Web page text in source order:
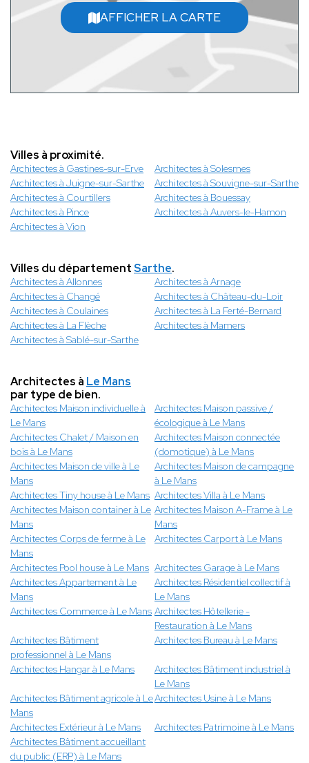
AFFICHER LA CARTE
Villes à proximité.
Architectes à Gastines-sur-Erve
Architectes à Solesmes
Architectes à Juigne-sur-Sarthe
Architectes à Souvigne-sur-Sarthe
Architectes à Courtillers
Architectes à Bouessay
Architectes à Pince
Architectes à Auvers-le-Hamon
Architectes à Vion
Villes du départementSarthe.
Architectes à Allonnes
Architectes à Arnage
Architectes à Changé
Architectes à Château-du-Loir
Architectes à Coulaines
Architectes à La Ferté-Bernard
Architectes à La Flèche
Architectes à Mamers
Architectes à Sablé-sur-Sarthe
Architectes à Le Mans
par type de bien.
Architectes Maison individuelle à
Le Mans
Architectes Maison passive /
écologique à Le Mans
Architectes Chalet / Maison en
bois à Le Mans
Architectes Maison connectée
(domotique) à Le Mans
Architectes Maison de ville à Le
Mans
Architectes Maison de campagne
à Le Mans
Architectes Tiny house à Le Mans Architectes Villa à Le Mans
Architectes Maison container à Le
Mans
Architectes Maison A-Frame à Le
Mans
Architectes Corps de ferme à Le
Mans
Architectes Carport à Le Mans
Architectes Pool house à Le Mans Architectes Garage à Le Mans
Architectes Appartement à Le
Mans
Architectes Résidentiel collectif à
Le Mans
Architectes Commerce à Le Mans Architectes Hôtellerie -
Restauration à Le Mans
Architectes Bâtiment
professionnel à Le Mans
Architectes Bureau à Le Mans
Architectes Hangar à Le Mans
Architectes Bâtiment industriel à
Le Mans
Architectes Bâtiment agricole à Le
Mans
Architectes Usine à Le Mans
Architectes Extérieur à Le Mans
Architectes Patrimoine à Le Mans
Architectes Bâtiment accueillant
du public (ERP) à Le Mans